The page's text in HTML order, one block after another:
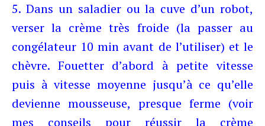
5. Dans un saladier ou la cuve d’un robot,
verser la crème très froide (la passer au
congélateur 10 min avant de l’utiliser) et le
chèvre. Fouetter d’abord à petite vitesse
puis à vitesse moyenne jusqu’à ce qu’elle
devienne mousseuse, presque ferme (voir
mes conseils pour réussir la crème